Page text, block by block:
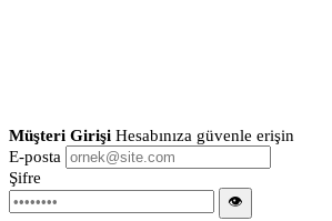
Müşteri Girişi Hesabınıza güvenle erişin
E-posta
Şifre
👁